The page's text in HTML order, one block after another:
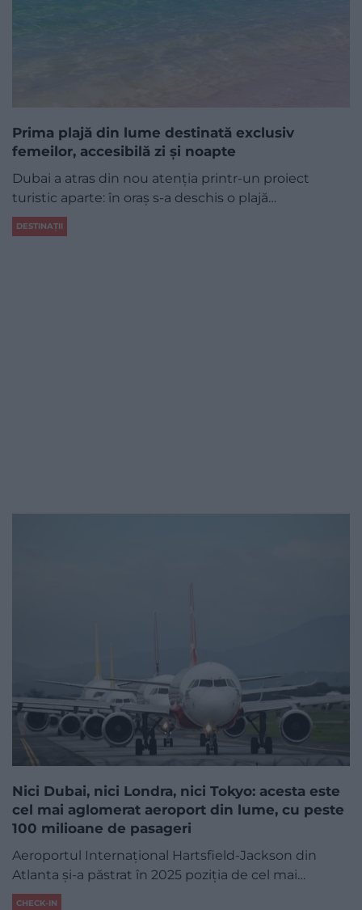
Prima plajă din lume destinată exclusiv
femeilor, accesibilă zi și noapte
Dubai a atras din nou atenția printr-un proiect
turistic aparte: în oraș s-a deschis o plajă…
DESTINAȚII
Nici Dubai, nici Londra, nici Tokyo: acesta este
cel mai aglomerat aeroport din lume, cu peste
100 milioane de pasageri
Aeroportul Internațional Hartsfield-Jackson din
Atlanta și-a păstrat în 2025 poziția de cel mai…
CHECK-IN